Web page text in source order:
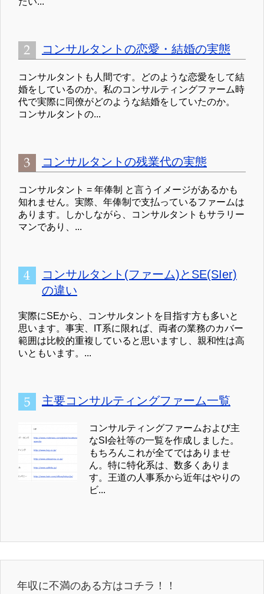
コンサルタントの恋愛・結婚の実態
コンサルタントも人間です。どのような恋愛をして結
婚をしているのか。私のコンサルティングファーム時
代で実際に同僚がどのような結婚をしていたのか。
コンサルタントの...
コンサルタントの残業代の実態
コンサルタント = 年俸制 と言うイメージがあるかも
知れません。実際、年俸制で支払っているファームは
あります。しかしながら、コンサルタントもサラリー
マンであり、...
コンサルタント(ファーム)とSE(SIer)
の違い
実際にSEから、コンサルタントを目指す方も多いと
思います。事実、IT系に限れば、両者の業務のカバー
範囲は比較的重複していると思いますし、親和性は高
いともいます。...
主要コンサルティングファーム一覧
コンサルティングファームおよび主
なSI会社等の一覧を作成しました。
もちろんこれが全てではありませ
ん。特に特化系は、数多くありま
す。王道の人事系から近年はやりの
ビ...
年収に不満のある方はコチラ！！